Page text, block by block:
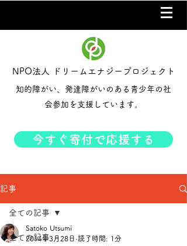
NPO法人 ドリームエナジープロジェクト
知的障がい、発達障がいのある青少年の社
会参加を支援しています。
今すぐ寄付で応援する
記事
全ての記事
全ての記事
Satoko Utsumi
2014年3月28日 読了時間: 1分